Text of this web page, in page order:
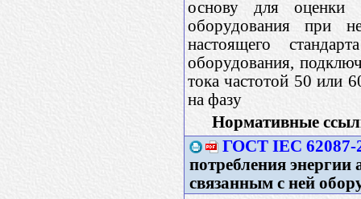
основу для оценки
оборудования при
настоящего
оборудования,
тока частотой 50 или
на фазу
Нормативные
ГОСТ IEC 62087-
потребления энергии
связанным с ней